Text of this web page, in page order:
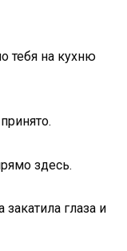
тебя на кухню
здесь.
глаза и